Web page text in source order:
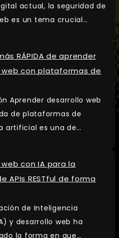
actual, la seguridad de
es un tema crucial…
RÁPIDA de aprender
con plataformas de
Aprender desarrollo web
de plataformas de
artificial es una de…
con IA para la
APIs RESTful de forma
de Inteligencia
y desarrollo web ha
la forma en que…